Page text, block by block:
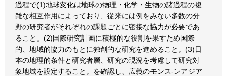
過程で(1)地球変化は地球の物理・化学・生物の諸過程の複
雑な相互作用によっており、従来には例をみない多数の分
野の研究者がそれぞれの課題ごとに密接な協力が必要であ
ること。(2)国際研究計画に積極的な役割を果すため国際
的、地域的協力のもとに独創的な研究を進めること。(3)日
本の地理的条件と研究者層、研究の現況を考慮して研究対
象地域を設定すること。を確認し、広義のモンス-ンアジア